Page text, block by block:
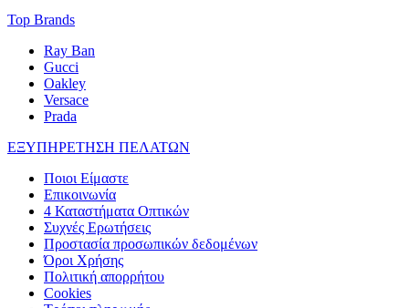
Top Brands
Ray Ban
Gucci
Oakley
Versace
Prada
ΕΞΥΠΗΡΕΤΗΣΗ ΠΕΛΑΤΩΝ
Ποιοι Είμαστε
Επικοινωνία
4 Καταστήματα Οπτικών
Συχνές Ερωτήσεις
Προστασία προσωπικών δεδομένων
Όροι Χρήσης
Πολιτική απορρήτου
Cookies